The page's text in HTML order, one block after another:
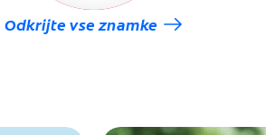
Odkrijte vse znamke